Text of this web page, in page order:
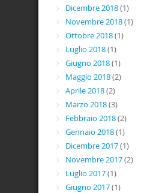
Dicembre 2018(1)
Novembre 2018(1)
Ottobre 2018(1)
Luglio 2018(1)
Giugno 2018(1)
Maggio 2018(2)
Aprile 2018(2)
Marzo 2018(3)
Febbraio 2018(2)
Gennaio 2018(1)
Dicembre 2017(1)
Novembre 2017(2)
Luglio 2017(1)
Giugno 2017(1)